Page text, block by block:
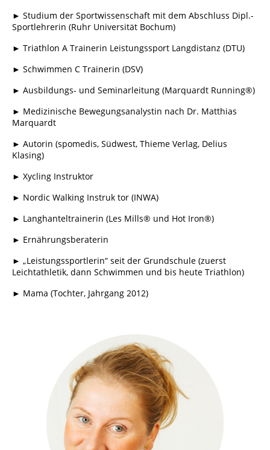
► Studium der Sportwissenschaft mit dem Abschluss Dipl.-
Sportlehrerin (Ruhr Universität Bochum)
► Triathlon A Trainerin Leistungssport Langdistanz (DTU)
► Schwimmen C Trainerin (DSV)
► Ausbildungs- und Seminarleitung (Marquardt Running®)
► Medizinische Bewegungsanalystin nach Dr. Matthias
Marquardt
► Autorin (spomedis, Südwest, Thieme Verlag, Delius
Klasing)
► Xycling Instruktor
► Nordic Walking Instruk tor (INWA)
► Langhanteltrainerin (Les Mills® und Hot Iron®)
► Ernährungsberaterin
► „Leistungssportlerin“ seit der Grundschule (zuerst
Leichtathletik, dann Schwimmen und bis heute Triathlon)
► Mama (Tochter, Jahrgang 2012)